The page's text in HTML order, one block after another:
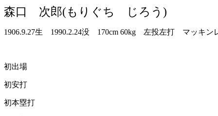
森口 次郎(もりぐち じろう)
1906.9.27生 1990.2.24没 170cm 60kg 左投左打 マッキ
初出場
初安打
初本塁打